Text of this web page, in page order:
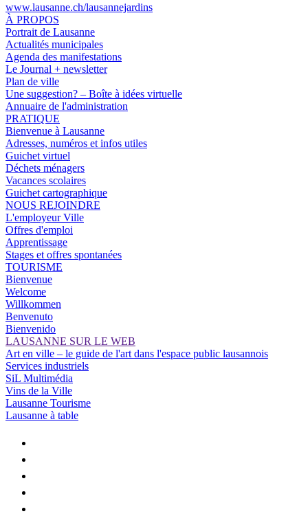
www.lausanne.ch/lausannejardins
À PROPOS
Portrait de Lausanne
Actualités municipales
Agenda des manifestations
Le Journal + newsletter
Plan de ville
Une suggestion? – Boîte à idées virtuelle
Annuaire de l'administration
PRATIQUE
Bienvenue à Lausanne
Adresses, numéros et infos utiles
Guichet virtuel
Déchets ménagers
Vacances scolaires
Guichet cartographique
NOUS REJOINDRE
L'employeur Ville
Offres d'emploi
Apprentissage
Stages et offres spontanées
TOURISME
Bienvenue
Welcome
Willkommen
Benvenuto
Bienvenido
LAUSANNE SUR LE WEB
Art en ville – le guide de l'art dans l'espace public lausannois
Services industriels
SiL Multimédia
Vins de la Ville
Lausanne Tourisme
Lausanne à table